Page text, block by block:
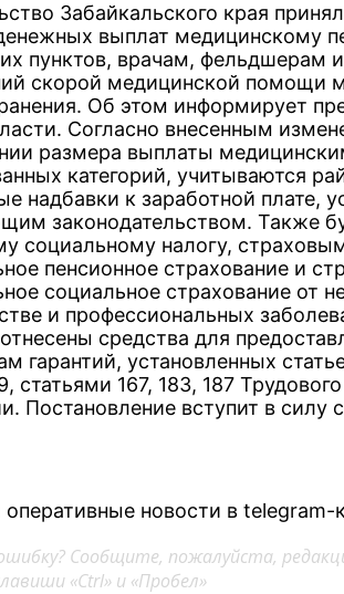
Забайкальского края
выплат медицинскому
пунктов, врачам, фельдшерам
скорой медицинской помощи
Об этом информирует
Согласно внесенным
размера выплаты
категорий, учитываются
надбавки к заработной плате,
законодательством. Также
социальному налогу,
пенсионное страхование и
социальное страхование от
и профессиональных
средства для
гарантий, установленных
статьями 167, 183, 187
Постановление вступит в силу
новости в telegram-
Сообщите, пожалуйста,
«Ctrl» и «Пробел»